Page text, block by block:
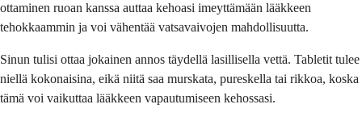
ottaminen ruoan kanssa auttaa kehoasi imeyttämään lääkkeen
tehokkaammin ja voi vähentää vatsavaivojen mahdollisuutta.
Sinun tulisi ottaa jokainen annos täydellä lasillisella vettä. Tabletit tulee
niellä kokonaisina, eikä niitä saa murskata, pureskella tai rikkoa, koska
tämä voi vaikuttaa lääkkeen vapautumiseen kehossasi.